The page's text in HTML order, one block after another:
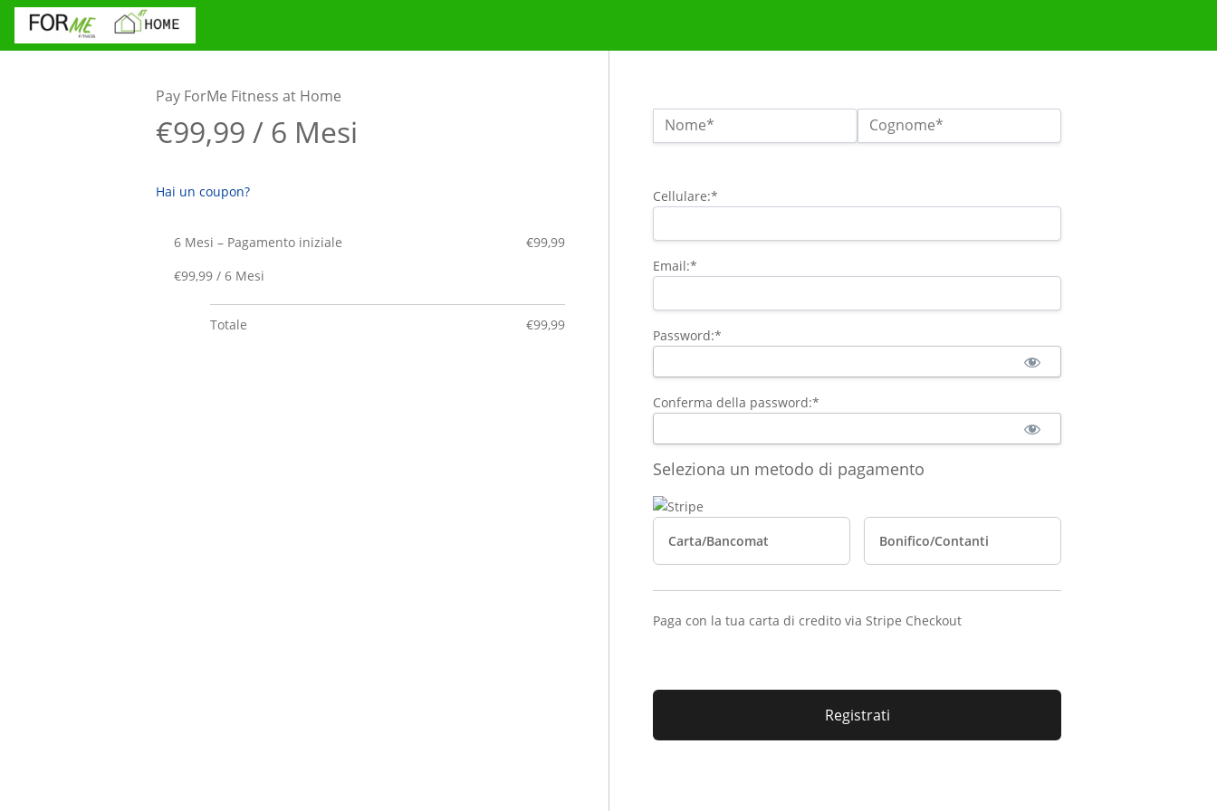
Nome:*
Nome* Cognome*
Cellulare:*
Email:*
Password:*
Conferma della password:*
Seleziona un metodo di pagamento
Carta/Bancomat Bonifico/Contanti
Paga con la tua carta di credito via Stripe Checkout
Valore mancante
Pay ForMe Fitness at Home
€99,99 / 6 Mesi
Hai un coupon?
6 Mesi – Pagamento iniziale
€99,99 / 6 Mesi
€99,99
Totale €99,99